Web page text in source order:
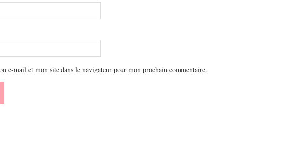
e-mail et mon site dans le navigateur pour mon prochain commentaire.